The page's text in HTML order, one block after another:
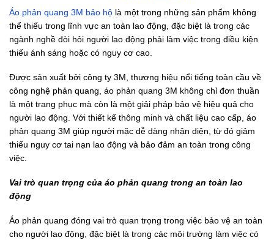
Áo phản quang 3M bảo hộ là một trong những sản phẩm không
thể thiếu trong lĩnh vực an toàn lao động, đặc biệt là trong các
ngành nghề đòi hỏi người lao động phải làm việc trong điều kiện
thiếu ánh sáng hoặc có nguy cơ cao.
Được sản xuất bởi công ty 3M, thương hiệu nổi tiếng toàn cầu về
công nghệ phản quang, áo phản quang 3M không chỉ đơn thuần
là một trang phục mà còn là một giải pháp bảo vệ hiệu quả cho
người lao động. Với thiết kế thông minh và chất liệu cao cấp, áo
phản quang 3M giúp người mặc dễ dàng nhận diện, từ đó giảm
thiểu nguy cơ tai nạn lao động và bảo đảm an toàn trong công
việc.
Vai trò quan trọng của áo phản quang trong an toàn lao
động
Áo phản quang đóng vai trò quan trọng trong việc bảo vệ an toàn
cho người lao động, đặc biệt là trong các môi trường làm việc có